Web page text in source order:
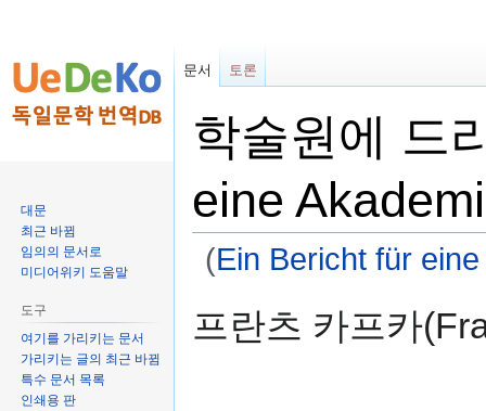
학술원에 드
eine
(Ein Bericht für
러
색
프란츠 카프카
문서 토론
대문
최근 바뀜
임의의 문서로
미디어위키 도움말
도구
여기를 가리키는 문서
가리키는 글의 최근 바뀜
특수 문서 목록
인쇄용 판